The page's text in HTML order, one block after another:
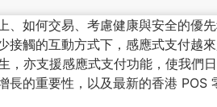
、如何交易、考慮健康與安全的優
接觸的互動方式下，感應式支付越
，亦支援感應式支付功能，使我們
長的重要性，以及最新的香港 POS